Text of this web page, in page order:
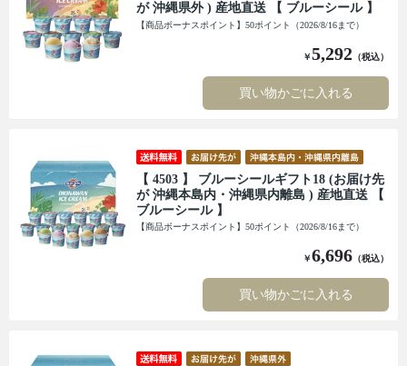
が 沖縄県外 ) 産地直送 【 ブルーシール 】
【商品ボーナスポイント】50ポイント（2026/8/16まで）
￥5,292 （税込）
買い物かごに入れる
【 4503 】 ブルーシールギフト18 (お届け先
が 沖縄本島内・沖縄県内離島 ) 産地直送 【
ブルーシール 】
【商品ボーナスポイント】50ポイント（2026/8/16まで）
￥6,696 （税込）
買い物かごに入れる